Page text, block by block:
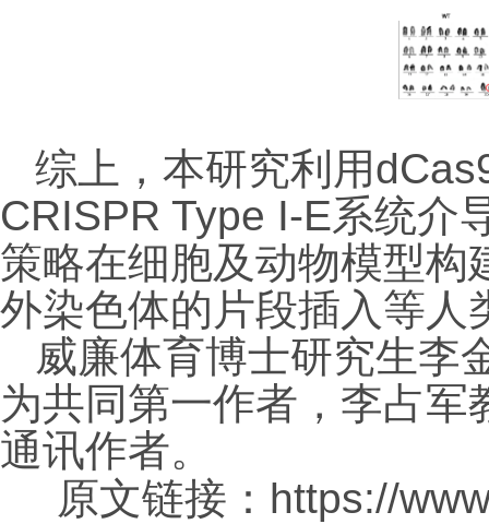
综上，本研究利用
CRISPR Type I-E系统介
策略在细胞及动物模型构
外染色体的片段插入等人
威廉体育博士研究生李
为共同第一作者，李占
通讯作者。
原文链接：https://